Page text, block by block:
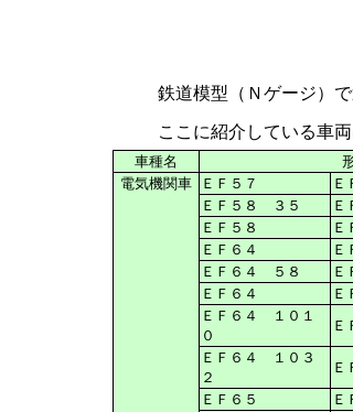
鉄道模型（Ｎゲージ）
ここに紹介している車
車種名
電気機関車
ＥＦ５７ Ｅ
ＥＦ５８ ３５
Ｅ
ＥＦ５８
ＥＦ６４
Ｅ
ＥＦ６４ ５８
Ｅ
ＥＦ６４
Ｅ
ＥＦ６４ １０１
０
Ｅ
ＥＦ６４ １０３
２
Ｅ
ＥＦ６５
Ｅ